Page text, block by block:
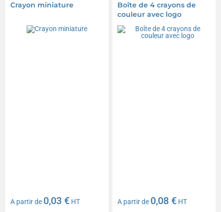
Crayon miniature
A partir de 0,03 € HT
Boîte de 4 crayons de
couleur avec logo
A partir de 0,08 € HT